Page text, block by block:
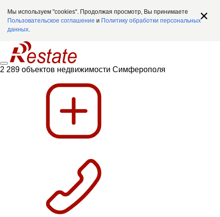
Мы используем "cookies". Продолжая просмотр, Вы принимаете
Пользовательское соглашение и Политику обработки персональных
данных.
2 289 объектов недвижимости Симферополя